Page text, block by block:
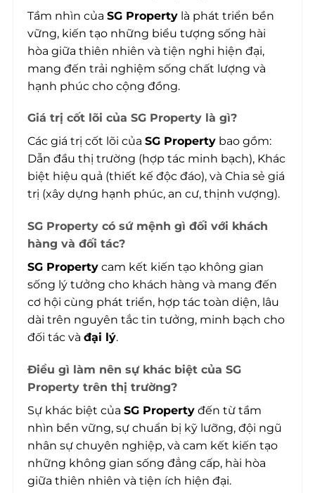
Tầm nhìn củaSG Property là phát triển bền
vững, kiến tạo những biểu tượng sống hài
hòa giữa thiên nhiên và tiện nghi hiện đại,
mang đến trải nghiệm sống chất lượng và
hạnh phúc cho cộng đồng.
Giá trị cốt lõi của SG Property là gì?
Các giá trị cốt lõi củaSG Property bao gồm:
Dẫn đầu thị trường (hợp tác minh bạch), Khác
biệt hiệu quả (thiết kế độc đáo), và Chia sẻ giá
trị (xây dựng hạnh phúc, an cư, thịnh vượng).
SG Property có sứ mệnh gì đối với khách
hàng và đối tác?
SG Property cam kết kiến tạo không gian
sống lý tưởng cho khách hàng và mang đến
cơ hội cùng phát triển, hợp tác toàn diện, lâu
dài trên nguyên tắc tin tưởng, minh bạch cho
đối tác vàđại lý.
Điều gì làm nên sự khác biệt của SG
Property trên thị trường?
Sự khác biệt củaSG Property đến từ tầm
nhìn bền vững, sự chuẩn bị kỹ lưỡng, đội ngũ
nhân sự chuyên nghiệp, và cam kết kiến tạo
những không gian sống đẳng cấp, hài hòa
giữa thiên nhiên và tiện ích hiện đại.